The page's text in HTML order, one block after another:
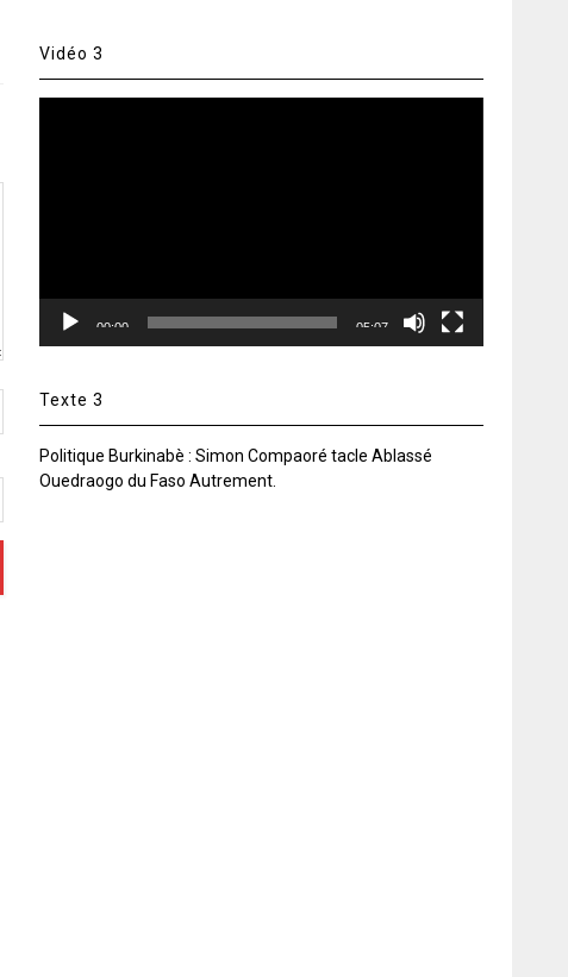
Vidéo 3
00:00 05:07
Texte 3
Politique Burkinabè : Simon Compaoré tacle Ablassé
Ouedraogo du Faso Autrement.